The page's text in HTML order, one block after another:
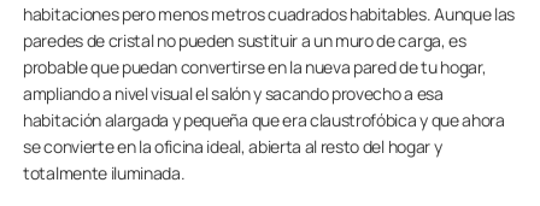
habitaciones pero menos metros cuadrados habitables. Aunque las
paredes de cristal no pueden sustituir a un muro de carga, es
probable que puedan convertirse en la nueva pared de tu hogar,
ampliando a nivel visual el salón y sacando provecho a esa
habitación alargada y pequeña que era claustrofóbica y que ahora
se convierte en la oficina ideal, abierta al resto del hogar y
totalmente iluminada.